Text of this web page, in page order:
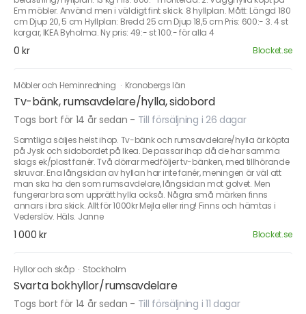
Em möbler. Använd men i väldigt fint skick. 8 hyllplan. Mått: Längd 180
cm Djup 20, 5 cm Hyllplan: Bredd 25 cm Djup 18,5 cm Pris: 600:- 3. 4 st
korgar, IKEA Byholma. Ny pris: 49:- st 100:- för alla 4
0 kr Blocket.se
Möbler och Heminredning · Kronobergs län
Tv-bänk, rumsavdelare/hylla, sidobord
Togs bort för 14 år sedan - Till försäljning i 26 dagar
Samtliga säljes helst ihop. Tv-bänk och rumsavdelare/hylla är köpta
på Jysk och sidobordet på Ikea. De passar ihop då de har samma
slags ek/plast fanér. Två dörrar medföljer tv-bänken, med tillhörande
skruvar. Ena långsidan av hyllan har inte fanér, meningen är väl att
man ska ha den som rumsavdelare, långsidan mot golvet. Men
fungerar bra som upprätt hylla också. Några små märken finns
annars i bra skick. Allt för 1000kr Mejla eller ring! Finns och hämtas i
Vederslöv. Häls. Janne
1 000 kr Blocket.se
Hyllor och skåp · Stockholm
Svarta bokhyllor/rumsavdelare
Togs bort för 14 år sedan - Till försäljning i 11 dagar